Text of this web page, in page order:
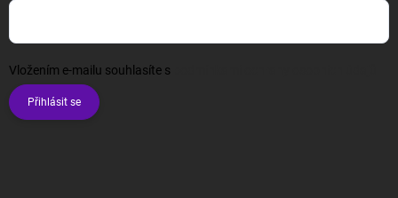
Vložením e-mailu souhlasíte s
Přihlásit se